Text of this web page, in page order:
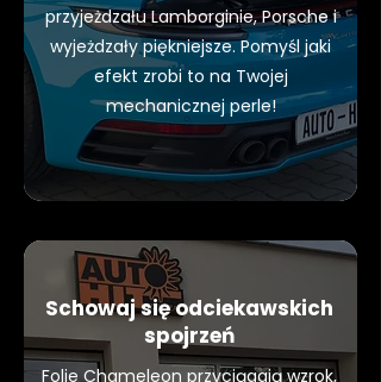
przyjeżdzału Lamborginie, Porsche i
wyjeżdzały piękniejsze. Pomyśl jaki
efekt zrobi to na Twojej
mechanicznej perle!
Schowaj się odciekawskich
spojrzeń
Folie Chameleon przyciągają wzrok,